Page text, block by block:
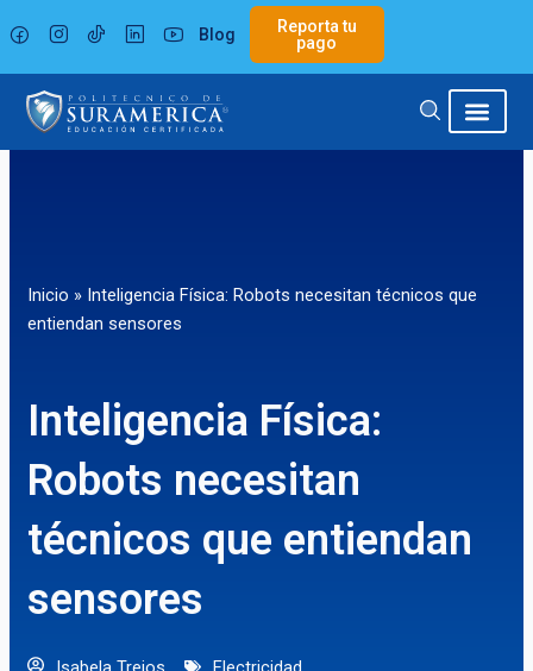
al
contenido
Blog
Reporta tu
pago
Inicio » Inteligencia Física: Robots necesitan técnicos que
entiendan sensores
Inteligencia Física:
Robots necesitan
técnicos que entiendan
sensores